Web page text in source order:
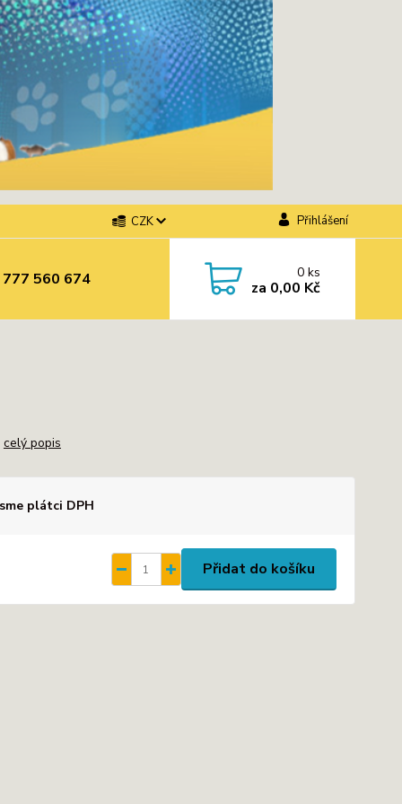
CZK Přihlášení
560 674 0ks
za 0,00 Kč
celý popis
plátci DPH
Přidat do košíku